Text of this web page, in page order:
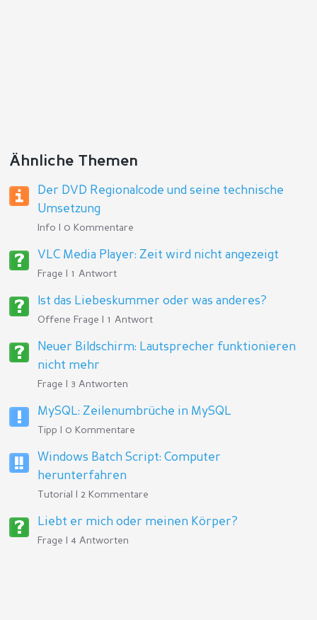
Ähnliche Themen
Der DVD Regionalcode und seine technische
Umsetzung
Info | 0 Kommentare
VLC Media Player: Zeit wird nicht angezeigt
Frage | 1 Antwort
Ist das Liebeskummer oder was anderes?
Offene Frage | 1 Antwort
Neuer Bildschirm: Lautsprecher funktionieren
nicht mehr
Frage | 3 Antworten
MySQL: Zeilenumbrüche in MySQL
Tipp | 0 Kommentare
Windows Batch Script: Computer
herunterfahren
Tutorial | 2 Kommentare
Liebt er mich oder meinen Körper?
Frage | 4 Antworten